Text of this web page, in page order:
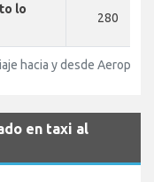
lo
280
hacia y desde
en taxi al